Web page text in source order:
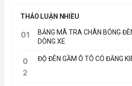
THẢO LUẬN NHIỀU
01
BẢNG MÃ TRA CHÂN BÓNG
DÒNG XE
0
2
ĐỘ ĐÈN GẦM Ô TÔ CÓ ĐĂNG